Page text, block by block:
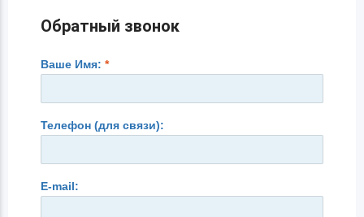
Обратный звонок
Ваше Имя: *
Телефон (для связи):
E-mail: